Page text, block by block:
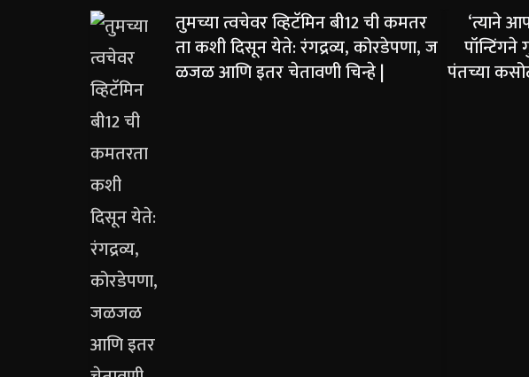
तुमच्या त्वचेवर व्हिटॅमिन बी12 ची कमतर
ता कशी दिसून येते: रंगद्रव्य, कोरडेपणा, ज
ळजळ आणि इतर चेतावणी चिन्हे |
‘त्याने
पॉन्टिंगने
पंतच्या